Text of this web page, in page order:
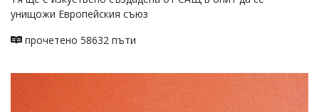
Ако
откриете
за
унищожи Европейския съюз
прочетено 58632 пъти